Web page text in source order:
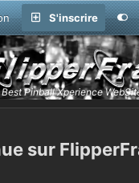
S'inscrire